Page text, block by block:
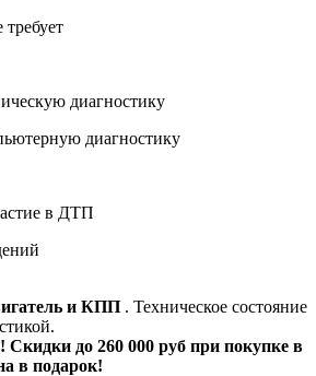
диагностику
диагностику
в ДТП
и КПП . Техническое состояние
Скидки до 260 000 руб при покупке в
в подарок!